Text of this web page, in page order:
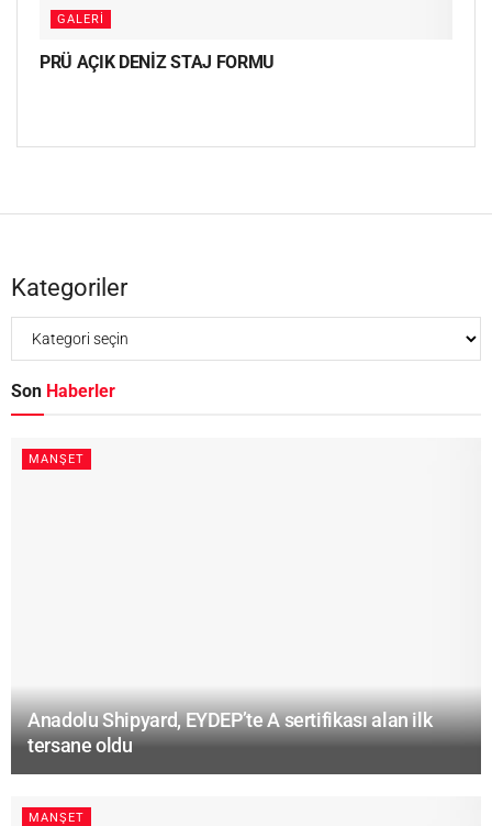
GALERI
PRÜ AÇIK DENİZ STAJ FORMU
Kategoriler
Son Haberler
MANŞET
Anadolu Shipyard, EYDEP’te A sertifikası alan ilk
tersane oldu
MANŞET